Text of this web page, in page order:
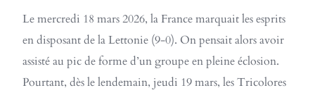
Le mercredi 18 mars 2026, la France marquait les esprits
en disposant de la Lettonie (9-0). On pensait alors avoir
assisté au pic de forme d’un groupe en pleine éclosion.
Pourtant, dès le lendemain, jeudi 19 mars, les Tricolores